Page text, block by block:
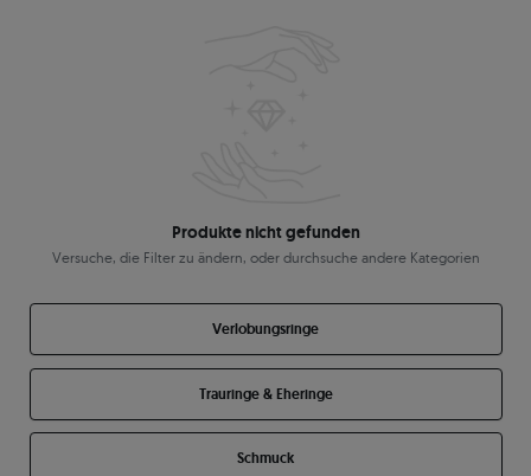
Produkte nicht gefunden
Versuche, die Filter zu ändern, oder durchsuche andere Kategorien
Verlobungsringe
Trauringe & Eheringe
Schmuck